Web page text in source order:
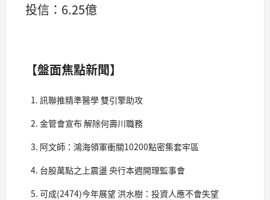
投信：6.25億
【盤面焦點新聞】
訊聯推精準醫學 雙引擎助攻
金管會宣布 解除何壽川職務
阿文師：鴻海領軍衝關10200點密集套牢區
台股萬點之上震盪 央行本週開理監事會
可成(2474)今年展望 洪水樹：投資人應不會失望